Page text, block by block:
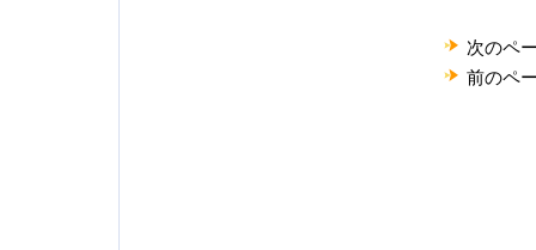
次のペ
前のペ